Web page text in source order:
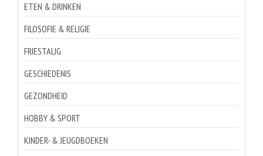
ETEN & DRINKEN
FILOSOFIE & RELIGIE
FRIESTALIG
GESCHIEDENIS
GEZONDHEID
HOBBY & SPORT
KINDER- & JEUGDBOEKEN